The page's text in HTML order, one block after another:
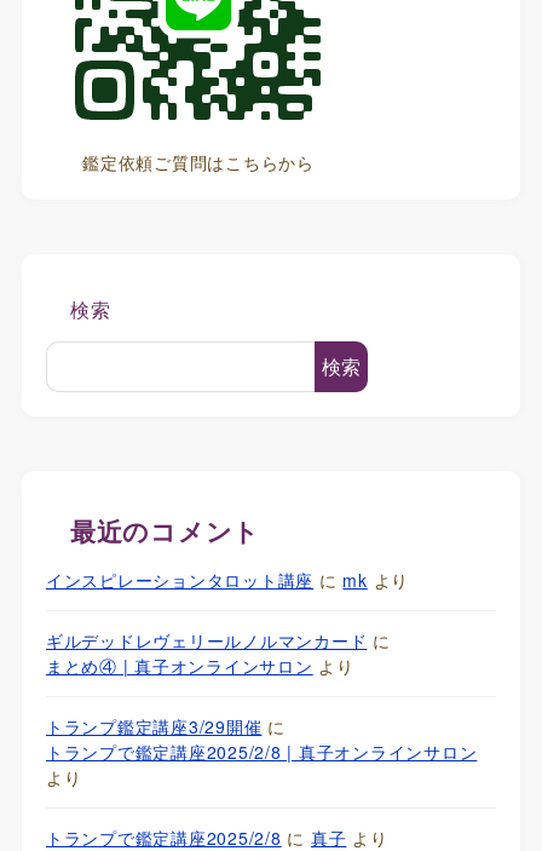
鑑定依頼ご質問はこちらから
検索
検索
最近のコメント
インスピレーションタロット講座 に mk より
ギルデッドレヴェリールノルマンカード に
まとめ④ | 真子オンラインサロン より
トランプ鑑定講座3/29開催 に
トランプで鑑定講座2025/2/8 | 真子オンラインサロン
より
トランプで鑑定講座2025/2/8 に 真子 より